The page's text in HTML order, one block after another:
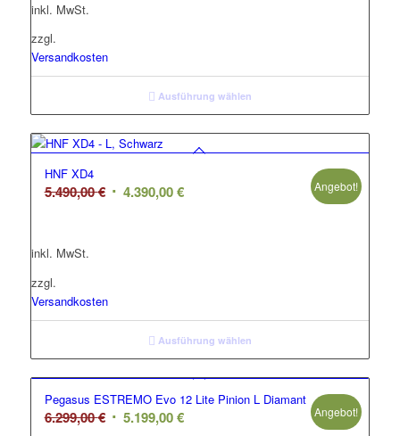
inkl. MwSt.
zzgl.
Versandkosten
Ausführung wählen
HNF XD4
5.490,00€ Ursprünglicher
4.390,00€Aktueller
Angebot!
inkl. MwSt.
zzgl.
Versandkosten
Ausführung wählen
Pegasus ESTREMO Evo 12 Lite Pinion L Diamant
6.299,00€ Ursprünglicher
5.199,00€Aktueller
Angebot!